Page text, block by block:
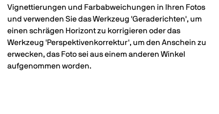
Vignettierungen und Farbabweichungen in Ihren Fotos
und verwenden Sie das Werkzeug 'Geraderichten', um
einen schrägen Horizont zu korrigieren oder das
Werkzeug 'Perspektivenkorrektur', um den Anschein zu
erwecken, das Foto sei aus einem anderen Winkel
aufgenommen worden.